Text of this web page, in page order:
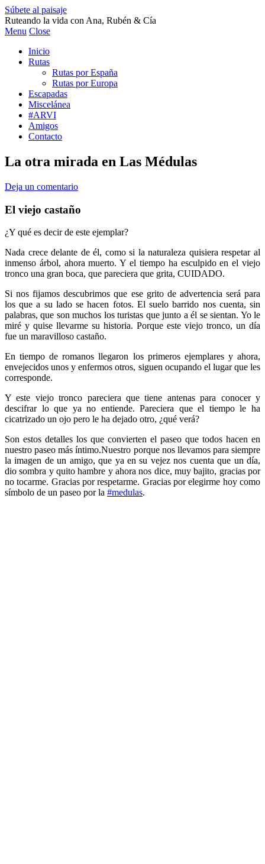
Súbete al paisaje
Ruteando la vida con Ana, Rubén & Cía
Menu Close
Inicio
Rutas
Rutas por España
Rutas por Europa
Escapadas
Miscelánea
#ARVI
Amigos
Contacto
La otra mirada en Las Médulas
Deja un comentario
El viejo castaño
¿Y qué es decir de este ejemplar?
Nada crece delante de él, como si la naturaleza quisiera respetar al
inmenso árbol, ahora muerto. Y el tiempo ha esculpido en el viejo
tronco una gran boca, que pareciera que grita, CUIDADO.
Si nos fijamos descubrimos que ese grito de advertencia será para
los que a su lado se hacen fotos. El suelo barrido nos cuenta, sin
palabras, que son muchos los turistas que junto a él se sientan. Yo le
miré y quise llevarme su historia. Porque este viejo tronco, un día
fue un maravilloso castaño.
En tiempo de romanos llegaron los primeros ejemplares y ahora,
envejecidos unos y enfermos otros, siguen ocupando el lugar que les
corresponde.
Y este viejo tronco pareciera que tiene antenas para conocer y
descifrar lo que ya no entiende. Pareciera que el tiempo le ha
cicatrizado un ojo pero le ha dejado otro, ¿qué verá?
Son estos detalles los que convierten el paseo que todos hacen en
nuestro paseo más íntimo.Nuestro porque nos llevamos para siempre
la imagen de un amigo, que ya en su vejez nos cuenta que un día,
dio sombra y quito hambre y ahora nos dice, muy bajito, gracias por
no tocarme. Gracias por respetarme. Gracias por elegirme hoy como
símbolo de un paseo por la #medulas.